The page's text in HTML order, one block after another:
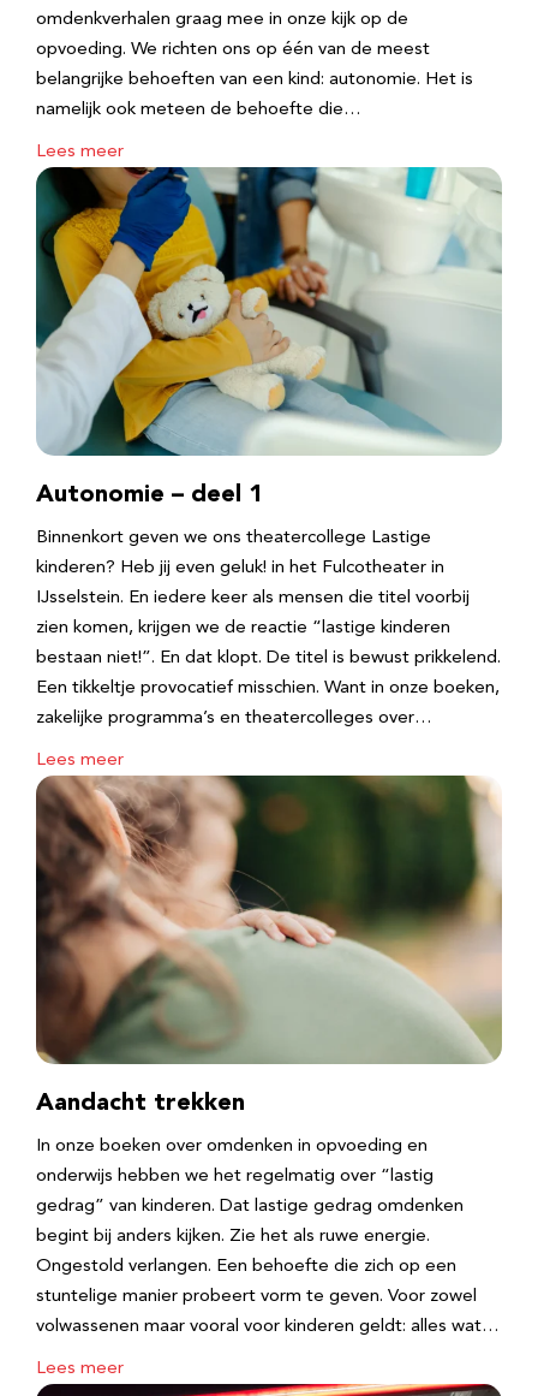
omdenkverhalen graag mee in onze kijk op de
opvoeding. We richten ons op één van de meest
belangrijke behoeften van een kind: autonomie. Het is
namelijk ook meteen de behoefte die…
Lees meer
Autonomie – deel 1
Binnenkort geven we ons theatercollege Lastige
kinderen? Heb jij even geluk! in het Fulcotheater in
IJsselstein. En iedere keer als mensen die titel voorbij
zien komen, krijgen we de reactie “lastige kinderen
bestaan niet!”. En dat klopt. De titel is bewust prikkelend.
Een tikkeltje provocatief misschien. Want in onze boeken,
zakelijke programma’s en theatercolleges over…
Lees meer
Aandacht trekken
In onze boeken over omdenken in opvoeding en
onderwijs hebben we het regelmatig over “lastig
gedrag” van kinderen. Dat lastige gedrag omdenken
begint bij anders kijken. Zie het als ruwe energie.
Ongestold verlangen. Een behoefte die zich op een
stuntelige manier probeert vorm te geven. Voor zowel
volwassenen maar vooral voor kinderen geldt: alles wat…
Lees meer